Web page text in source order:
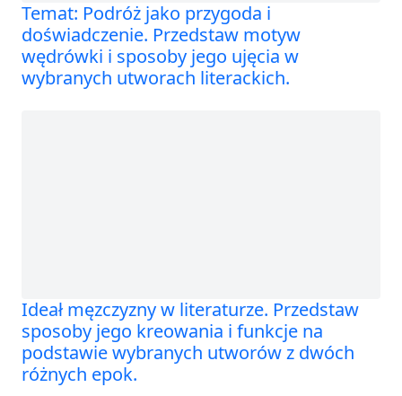
Temat: Podróż jako przygoda i
doświadczenie. Przedstaw motyw
wędrówki i sposoby jego ujęcia w
wybranych utworach literackich.
Ideał męzczyzny w literaturze. Przedstaw
sposoby jego kreowania i funkcje na
podstawie wybranych utworów z dwóch
różnych epok.